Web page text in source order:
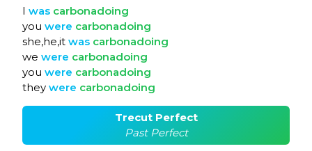
I was carbonadoing
you were carbonadoing
she,he,it was carbonadoing
we were carbonadoing
you were carbonadoing
they were carbonadoing
Trecut Perfect
Past Perfect